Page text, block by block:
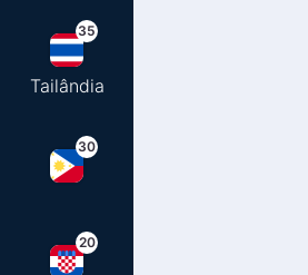
35
Tailândia
30
20